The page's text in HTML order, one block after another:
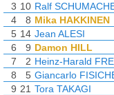
3 10 Ralf
4
8 Mika HAKKINEN
5 14 Jean ALESI
6
9 Damon HILL
7
2 Heinz-Harald
8
5 Giancarlo
9 21 Tora TAKAGI